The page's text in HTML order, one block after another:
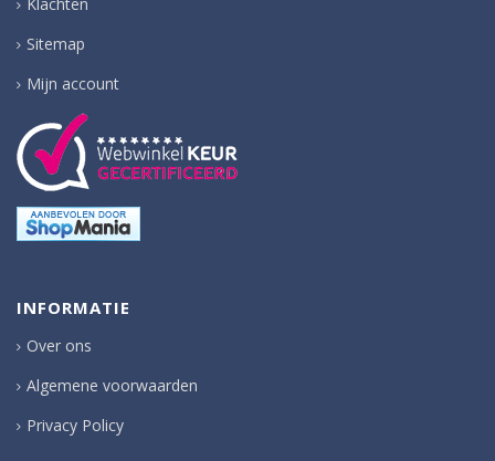
Sitemap
Mijn account
INFORMATIE
Over ons
Algemene voorwaarden
Privacy Policy